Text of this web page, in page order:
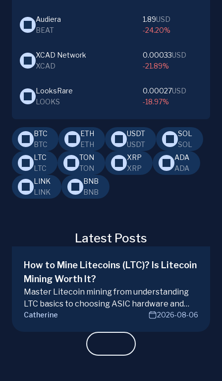
Audiera
BEAT
1.89USD
-24.20%
XCAD Network
XCAD
0.00033USD
-21.89%
LooksRare
LOOKS
0.00027USD
-18.97%
BTC
BTC
ETH
ETH
USDT
USDT
SOL
SOL
LTC
LTC
TON
TON
XRP
XRP
ADA
ADA
LINK
LINK
BNB
BNB
Latest Posts
How to Mine Litecoins (LTC)? Is Litecoin
Mining Worth It?
Master Litecoin mining from understanding
LTC basics to choosing ASIC hardware and
joining mining pools. Optimize your Litecoin
Catherine 2026-08-06